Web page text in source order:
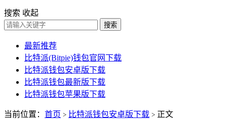
搜索 收起
搜索
最新推荐
比特派(Bitpie)钱包官网下载
比特派钱包安卓版下载
比特派钱包最新版下载
比特派钱包苹果版下载
当前位置： 首页 > 比特派钱包安卓版下载 > 正文